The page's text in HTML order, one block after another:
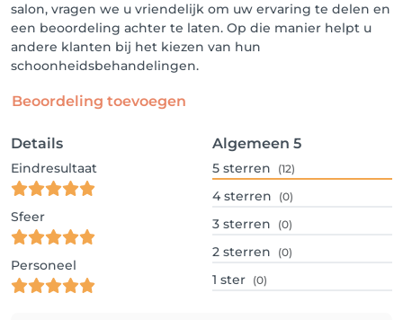
salon, vragen we u vriendelijk om uw ervaring te delen en
een beoordeling achter te laten. Op die manier helpt u
andere klanten bij het kiezen van hun
schoonheidsbehandelingen.
Beoordeling toevoegen
Details
Eindresultaat
Sfeer
Personeel
Algemeen 5
5 sterren (12)
4 sterren (0)
3 sterren (0)
2 sterren (0)
1 ster (0)